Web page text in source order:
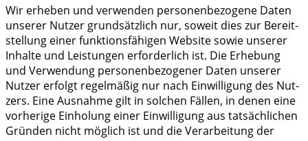
Wir erhe­ben und ver­wen­den per­so­nen­be­zo­ge­ne Daten
unse­rer Nut­zer grund­sätz­lich nur, soweit dies zur Bereit­
stel­lung einer funk­ti­ons­fä­hi­gen Web­site sowie unse­rer
Inhal­te und Leis­tun­gen erfor­der­lich ist. Die Erhe­bung
und Ver­wen­dung per­so­nen­be­zo­ge­ner Daten unse­rer
Nut­zer erfolgt regel­mä­ßig nur nach Ein­wil­li­gung des Nut­
zers. Eine Aus­nah­me gilt in sol­chen Fäl­len, in denen eine
vor­he­ri­ge Ein­ho­lung einer Ein­wil­li­gung aus tat­säch­li­chen
Grün­den nicht mög­lich ist und die Ver­ar­bei­tung der